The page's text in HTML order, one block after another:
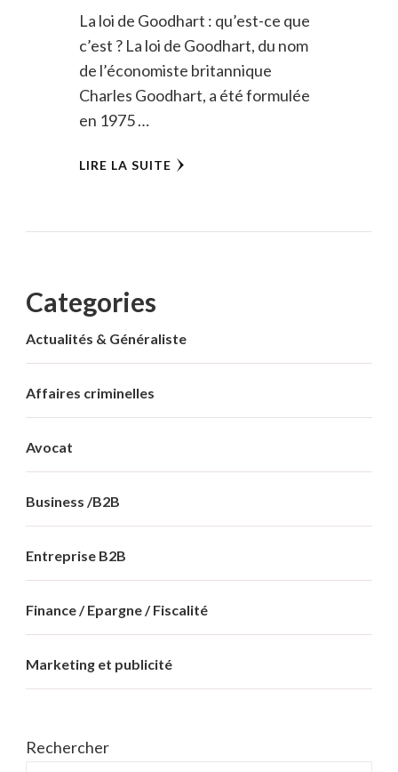
La loi de Goodhart : qu’est-ce que
c’est ? La loi de Goodhart, du nom
de l’économiste britannique
Charles Goodhart, a été formulée
en 1975 …
LIRE LA SUITE
Categories
Actualités & Généraliste
Affaires criminelles
Avocat
Business /B2B
Entreprise B2B
Finance / Epargne / Fiscalité
Marketing et publicité
Rechercher